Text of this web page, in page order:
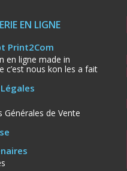
EN LIGNE
Print2Com
en ligne made in
c’est nous kon les a fait
Générales de Vente